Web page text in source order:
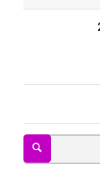
akhtar
ayda